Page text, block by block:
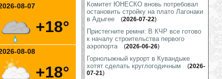
08-07
+18°
08-08
+18°
Комитет ЮНЕСКО вновь потребовал
остановить стройку на плато Лагонаки
в Адыгее
(2026-07-22)
Пристегните ремни: В КЧР все готово
к началу строительства первого
аэропорта
(2026-06-26)
Горнолыжный курорт в Кувандыке
хотят сделать круглогодичным
(2026-
07-21)